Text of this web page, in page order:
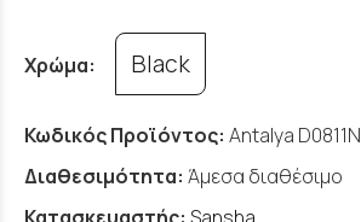
Χρώμα: Black
Κωδικός Προϊόντος: Antalya D0811N
Διαθεσιμότητα: Άμεσα διαθέσιμο